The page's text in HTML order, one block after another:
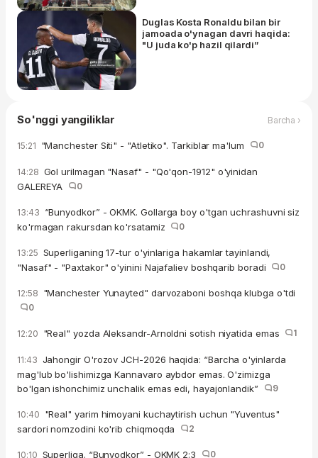
Duglas Kosta Ronaldu bilan bir
jamoada o'ynagan davri haqida:
"U juda ko'p hazil qilardi”
So'nggi yangiliklar Barcha ›
15:21 "Manchester Siti" - "Atletiko". Tarkiblar ma'lum 0
14:28 Gol urilmagan "Nasaf" - "Qo'qon-1912" o'yinidan
GALEREYA
0
13:43 “Bunyodkor” - OKMK. Gollarga boy o'tgan uchrashuvni siz
ko'rmagan rakursdan ko'rsatamiz
0
13:25 Superliganing 17-tur o'yinlariga hakamlar tayinlandi,
"Nasaf" - "Paxtakor" o'yinini Najafaliev boshqarib boradi
0
12:58 "Manchester Yunayted" darvozaboni boshqa klubga o'tdi
0
12:20 "Real" yozda Aleksandr-Arnoldni sotish niyatida emas 1
11:43 Jahongir O'rozov JCH-2026 haqida: “Barcha o'yinlarda
mag'lub bo'lishimizga Kannavaro aybdor emas. O'zimizga
bo'lgan ishonchimiz unchalik emas edi, hayajonlandik”
9
10:40 "Real" yarim himoyani kuchaytirish uchun "Yuventus"
sardori nomzodini ko'rib chiqmoqda
2
10:10 Superliga. “Bunyodkor” - OKMK 2:3 0